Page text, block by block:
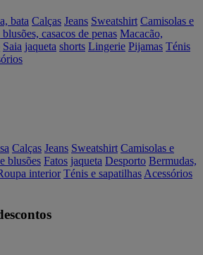
bata Calças Jeans Sweatshirt Camisolas e
casacos de penas Macacão,
Saia jaqueta shorts Lingerie Pijamas Ténis
Calças Jeans Sweatshirt Camisolas e
blusões Fatos jaqueta Desporto Bermudas,
interior Ténis e sapatilhas Acessórios